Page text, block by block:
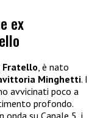
ex
Fratello, è nato
Minghetti. I
avvicinati poco a
profondo.